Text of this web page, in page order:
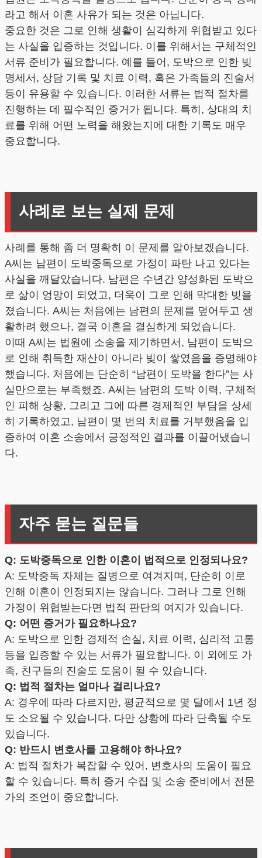
라고 해서 이혼 사유가 되는 것은 아닙니다.
중요한 것은 그로 인해 생활이 심각하게 위협받고 있다
는 사실을 입증하는 것입니다. 이를 위해서는 구체적인
서류 준비가 필요합니다. 예를 들어, 도박으로 인한 빚
명세서, 상담 기록 및 치료 이력, 혹은 가족들의 진술서
등이 유용할 수 있습니다. 이러한 서류는 법적 절차를
진행하는 데 필수적인 증거가 됩니다. 특히, 상대의 치
료를 위해 어떤 노력을 해왔는지에 대한 기록도 매우
중요합니다.
사례로 보는 실제 문제
사례를 통해 좀 더 명확히 이 문제를 알아보겠습니다.
A씨는 남편이 도박중독으로 가정이 파탄 나고 있다는
사실을 깨달았습니다. 남편은 수년간 양성화된 도박으
로 삶이 엉망이 되었고, 더욱이 그로 인해 막대한 빚을
졌습니다. A씨는 처음에는 남편의 문제를 덮어두고 생
활하려 했으나, 결국 이혼을 결심하게 되었습니다.
이때 A씨는 법원에 소송을 제기하면서, 남편이 도박으
로 인해 취득한 재산이 아니라 빚이 쌓였음을 증명해야
했습니다. 처음에는 단순히 “남편이 도박을 한다”는 사
실만으로는 부족했죠. A씨는 남편의 도박 이력, 구체적
인 피해 상황, 그리고 그에 따른 경제적인 부담을 상세
히 기록하였고, 남편이 몇 번의 치료를 거부했음을 입
증하여 이혼 소송에서 긍정적인 결과를 이끌어냈습니
다.
자주 묻는 질문들
Q: 도박중독으로 인한 이혼이 법적으로 인정되나요?
A: 도박중독 자체는 질병으로 여겨지며, 단순히 이로
인해 이혼이 인정되지는 않습니다. 그러나 그로 인해
가정이 위협받는다면 법적 판단의 여지가 있습니다.
Q: 어떤 증거가 필요하나요?
A: 도박으로 인한 경제적 손실, 치료 이력, 심리적 고통
등을 입증할 수 있는 서류가 필요합니다. 이 외에도 가
족, 친구들의 진술도 도움이 될 수 있습니다.
Q: 법적 절차는 얼마나 걸리나요?
A: 경우에 따라 다르지만, 평균적으로 몇 달에서 1년 정
도 소요될 수 있습니다. 다만 상황에 따라 단축될 수도
있습니다.
Q: 반드시 변호사를 고용해야 하나요?
A: 법적 절차가 복잡할 수 있어, 변호사의 도움이 필요
할 수 있습니다. 특히 증거 수집 및 소송 준비에서 전문
가의 조언이 중요합니다.